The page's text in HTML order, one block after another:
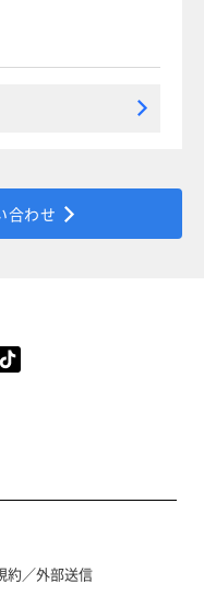
合わせ
約／外部送信